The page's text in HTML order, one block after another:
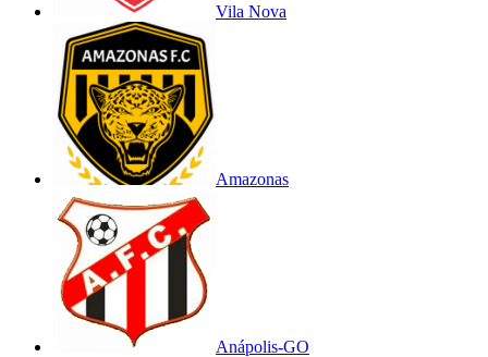
Vila Nova
Amazonas
Anápolis-GO